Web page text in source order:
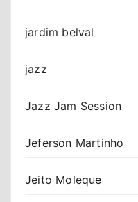
jardim belval
jazz
Jazz Jam Session
Jeferson Martinho
Jeito Moleque